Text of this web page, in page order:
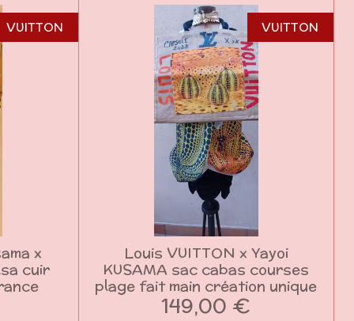
VUITTON
x
cuir
VUITTON
Louis VUITTON x Yayoi
KUSAMA sac cabas courses
plage fait main création unique
149,00 €